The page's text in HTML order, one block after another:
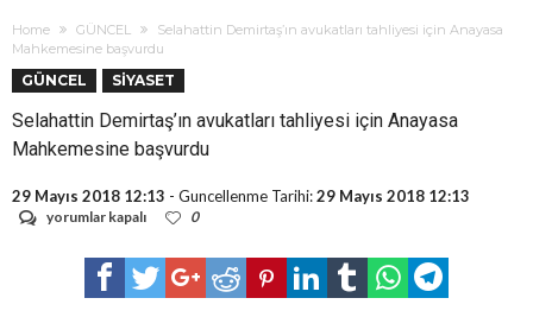
Home GÜNCEL
Selahattin Demirtaş’ın avukatları tahliyesi için Anayasa
Mahkemesine başvurdu
GÜNCEL SİYASET
Selahattin Demirtaş’ın avukatları tahliyesi için Anayasa
Mahkemesine başvurdu
29 Mayıs 2018 12:13 - Guncellenme Tarihi:29 Mayıs 2018 12:13
Selahattin
avukatları
yorumlar kapalı 0